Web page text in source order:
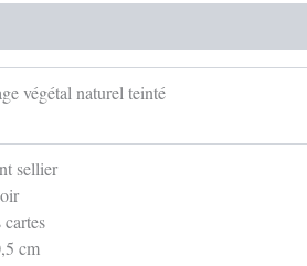
végétal naturel teinté
sellier
cm